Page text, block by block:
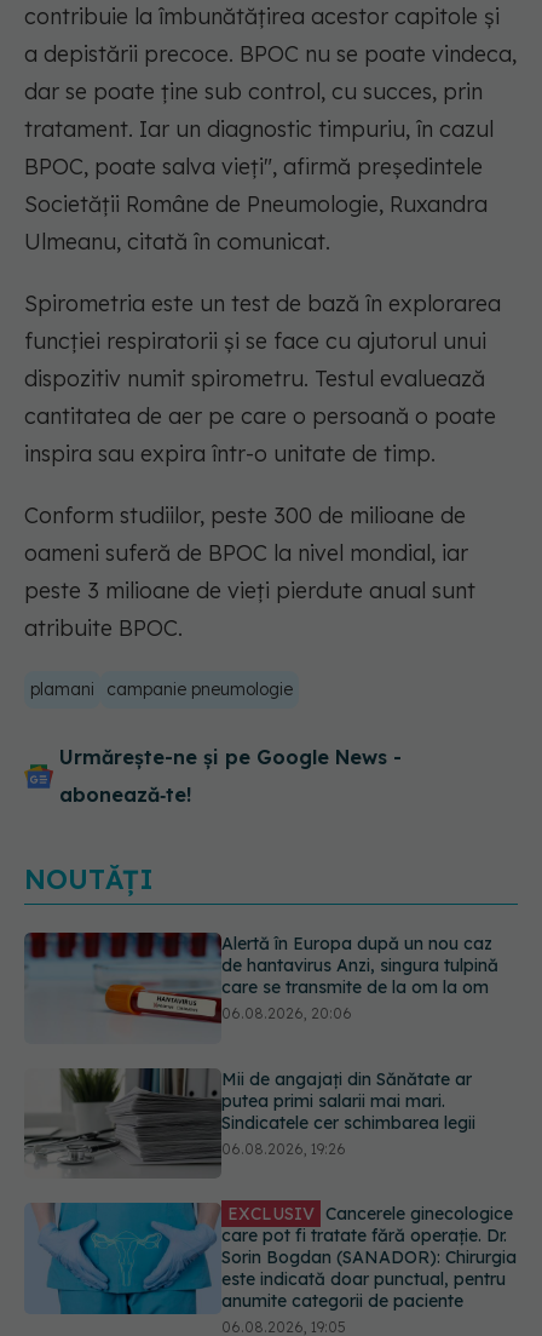
contribuie la îmbunătăţirea acestor capitole şi
a depistării precoce. BPOC nu se poate vindeca,
dar se poate ţine sub control, cu succes, prin
tratament. Iar un diagnostic timpuriu, în cazul
BPOC, poate salva vieţi", afirmă preşedintele
Societăţii Române de Pneumologie, Ruxandra
Ulmeanu, citată în comunicat.
Spirometria este un test de bază în explorarea
funcţiei respiratorii şi se face cu ajutorul unui
dispozitiv numit spirometru. Testul evaluează
cantitatea de aer pe care o persoană o poate
inspira sau expira într-o unitate de timp.
Conform studiilor, peste 300 de milioane de
oameni suferă de BPOC la nivel mondial, iar
peste 3 milioane de vieţi pierdute anual sunt
atribuite BPOC.
plamani campanie pneumologie
Urmărește-ne și pe Google News -
abonează‑te!
NOUTĂȚI
Mii de angajați din Sănătate ar
putea primi salarii mai mari.
Sindicatele cer schimbarea legii
EXCLUSIV Cancerele ginecologice
care pot fi tratate fără operație. Dr.
Sorin Bogdan (SANADOR): Chirurgia
06.08.2026, 19:05
Greșeala pe care milioane de femei
o fac când își cumpără sutien. Un
medic explică metoda corectă